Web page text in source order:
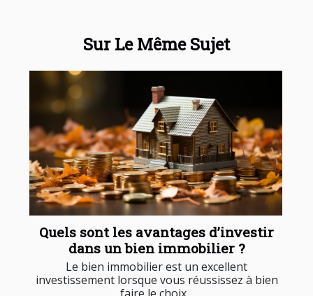
Sur Le Même Sujet
Quels sont les avantages d’investir
dans un bien immobilier ?
Le bien immobilier est un excellent
investissement lorsque vous réussissez à bien
faire le choix...